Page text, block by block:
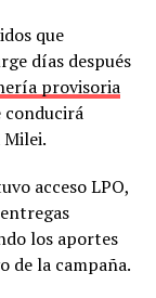
que
días después
provisoria
conducirá
Milei.
acceso LPO,
los aportes
de la campaña.